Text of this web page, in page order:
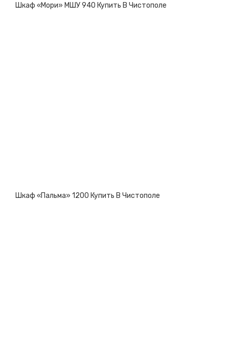
Шкаф «Мори» МШУ 940 Купить В Чистополе
Шкаф «Пальма» 1200 Купить В Чистополе